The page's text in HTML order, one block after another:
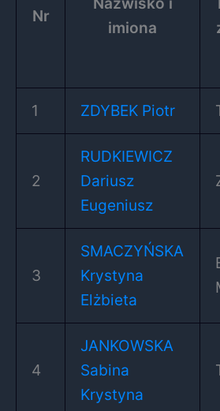
Nr
imiona
1 ZDYBEK Piotr
2
RUDKIEWICZ
Dariusz
Eugeniusz
3
SMACZYŃSKA
Krystyna
Elżbieta
4
JANKOWSKA
Sabina
Krystyna